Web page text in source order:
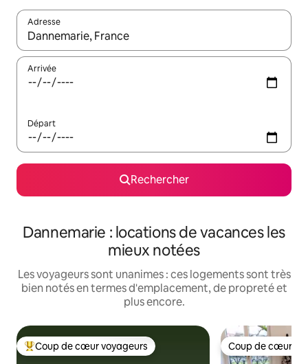
Adresse
Lorsque les résultats s'affichent, utilisez les flèches vers le
Arrivée
Départ
Rechercher
Dannemarie : locations de vacances les
mieux notées
Les voyageurs sont unanimes : ces logements sont très
bien notés en termes d'emplacement, de propreté et
plus encore.
Coups de cœur voyageurs les plus appréciés
Coup de cœur voyageurs Coup de cœur
Coup de cœur